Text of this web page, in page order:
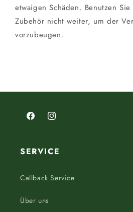
etwaigen Schäden. Benutzen
Zubehör nicht weiter, um der
vorzubeugen.
FacebookInstagram
SERVICE
Callback Service
Über uns